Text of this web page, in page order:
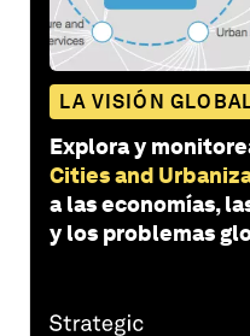
LA VISIÓN
Explora y
Cities and
a las economías,
y los problemas